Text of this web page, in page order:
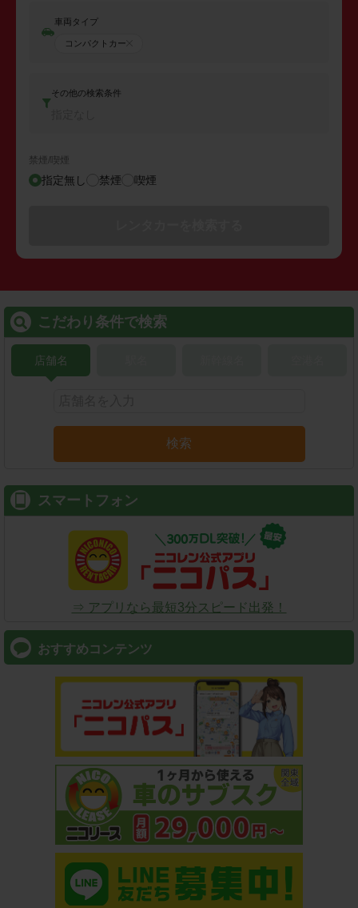
車両タイプ
コンパクトカー
その他の検索条件
禁煙/喫煙
指定無し 禁煙 喫煙
こだわり条件で検索
店舗名
検索
スマートフォン
⇒ アプリなら最短3分スピード出発！
おすすめコンテンツ